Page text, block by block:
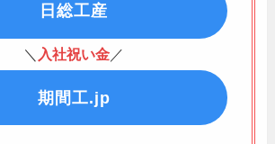
日総工産
＼ 入社祝い金 ／
期間工.jp